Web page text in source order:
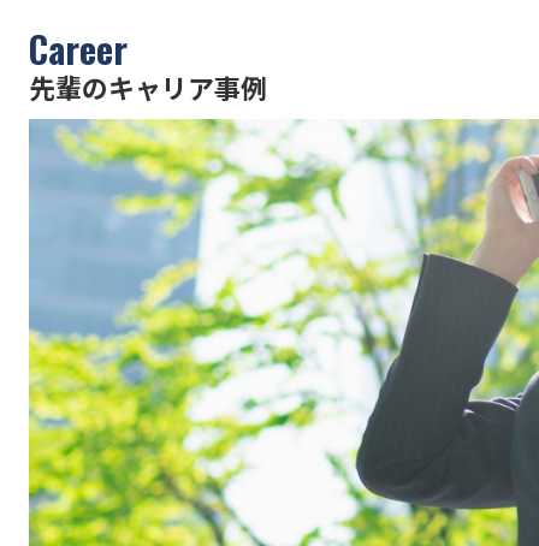
Career
先輩のキャリア事例